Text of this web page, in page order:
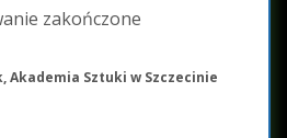
zakończone
Akademia Sztuki w Szczecinie